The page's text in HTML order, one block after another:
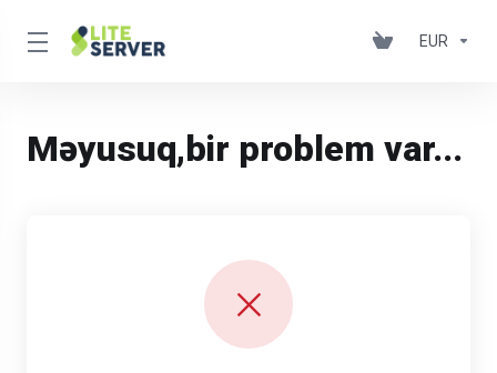
EUR
Məyusuq,bir problem var...